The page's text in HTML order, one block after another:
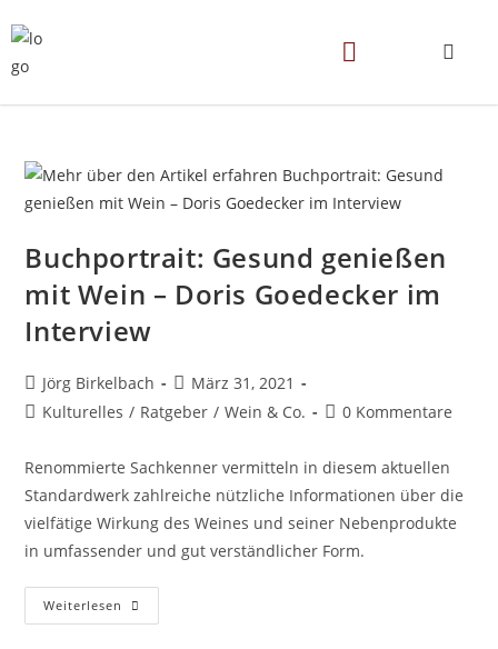
Buchportrait: Gesund genießen
mit Wein – Doris Goedecker im
Interview
Jörg Birkelbach
März 31, 2021
Kulturelles / Ratgeber / Wein & Co. 0 Kommentare
Renommierte Sachkenner vermitteln in diesem aktuellen
Standardwerk zahlreiche nützliche Informationen über die
vielfätige Wirkung des Weines und seiner Nebenprodukte
in umfassender und gut verständlicher Form.
Weiterlesen